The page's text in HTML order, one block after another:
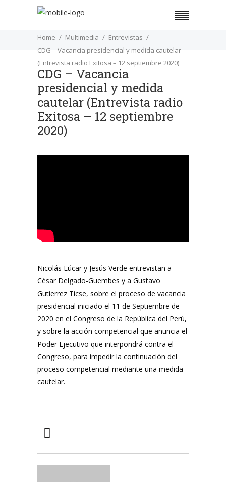
Home Multimedia
Entrevistas
CDG – Vacancia presidencial y medida cautelar
(Entrevista radio Exitosa – 12 septiembre 2020)
CDG – Vacancia
presidencial y medida
cautelar (Entrevista radio
Exitosa – 12 septiembre
2020)
Nicolás Lúcar y Jesús Verde entrevistan a
César Delgado-Guembes y a Gustavo
Gutierrez Ticse, sobre el proceso de vacancia
presidencial iniciado el 11 de Septiembre de
2020 en el Congreso de la República del Perú,
y sobre la acción competencial que anuncia el
Poder Ejecutivo que interpondrá contra el
Congreso, para impedir la continuación del
proceso competencial mediante una medida
cautelar.